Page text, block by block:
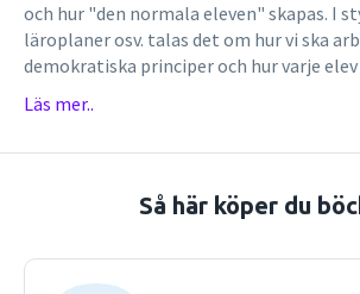
och hur "den normala eleven" skapas. I
läroplaner osv. talas det om hur vi ska
demokratiska principer och hur varje
utifrån sina förutsättningar. Författaren
forskning hur lärare genom s.k. "vänlig
man är egentligen".Om författarnaÅsa
disputerat på Socialantropologiska
Läs mer..
Så här köper du